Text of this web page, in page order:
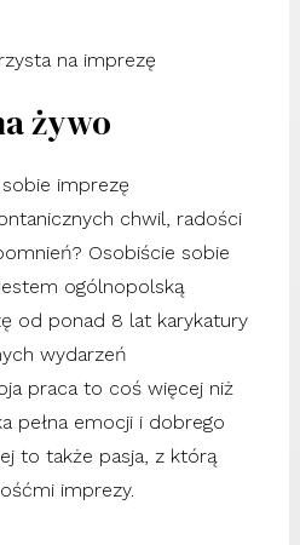
żywo
imprezę
chwil, radości
Osobiście sobie
ogólnopolską
od ponad 8 lat karykatury
wydarzeń
praca to coś więcej niż
pełna emocji i dobrego
to także pasja, z którą
imprezy.